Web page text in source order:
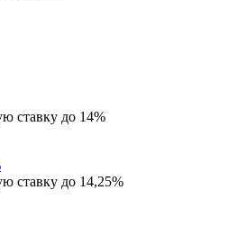
ставку до 14%
ставку до 14,25%